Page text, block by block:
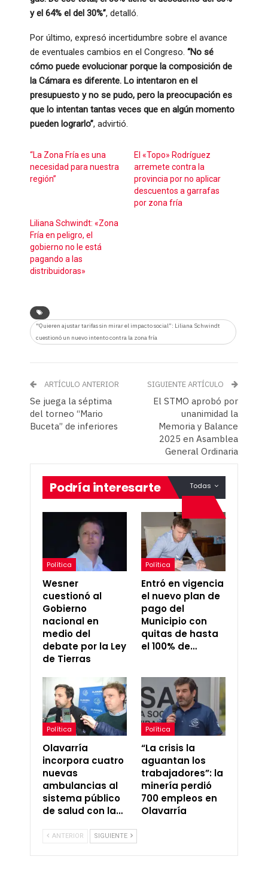
y el 64% el del 30%”, detalló.
Por último, expresó incertidumbre sobre el avance
de eventuales cambios en el Congreso. “No sé
cómo puede evolucionar porque la composición de
la Cámara es diferente. Lo intentaron en el
presupuesto y no se pudo, pero la preocupación es
que lo intentan tantas veces que en algún momento
pueden lograrlo”, advirtió.
“La Zona Fría es una
necesidad para nuestra
región”
El «Topo» Rodríguez
arremete contra la
provincia por no aplicar
descuentos a garrafas
por zona fría
Liliana Schwindt: «Zona
Fría en peligro, el
gobierno no le está
pagando a las
distribuidoras»
"Quieren ajustar tarifas sin mirar el impacto social”: Liliana Schwindt
cuestionó un nuevo intento contra la zona fría
ARTÍCULO ANTERIOR
Se juega la séptima
del torneo “Mario
Buceta” de inferiores
SIGUIENTE ARTÍCULO
El STMO aprobó por
unanimidad la
Memoria y Balance
2025 en Asamblea
General Ordinaria
Todas
Podría interesarte
Política
Wesner
cuestionó al
Gobierno
nacional en
medio del
debate por la Ley
de Tierras
Política
Entró en vigencia
el nuevo plan de
pago del
Municipio con
quitas de hasta
el 100% de…
Política
Olavarría
incorpora cuatro
nuevas
ambulancias al
sistema público
de salud con la…
Política
“La crisis la
aguantan los
trabajadores”: la
minería perdió
700 empleos en
Olavarría
ANTERIOR SIGUIENTE